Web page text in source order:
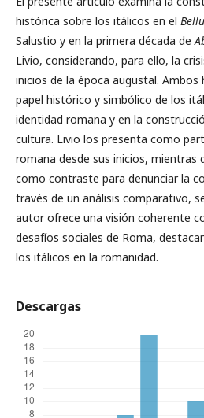
histórica sobre los itálicos en el
Salustio y en la primera década de
Livio, considerando, para ello, la
inicios de la época augustal.
papel histórico y simbólico de los
identidad romana y en la
cultura. Livio los presenta como
romana desde sus inicios, mientras
como contraste para denunciar la
través de un análisis comparativo,
autor ofrece una visión coherente
desafíos sociales de Roma,
los itálicos en la romanidad.
Descargas